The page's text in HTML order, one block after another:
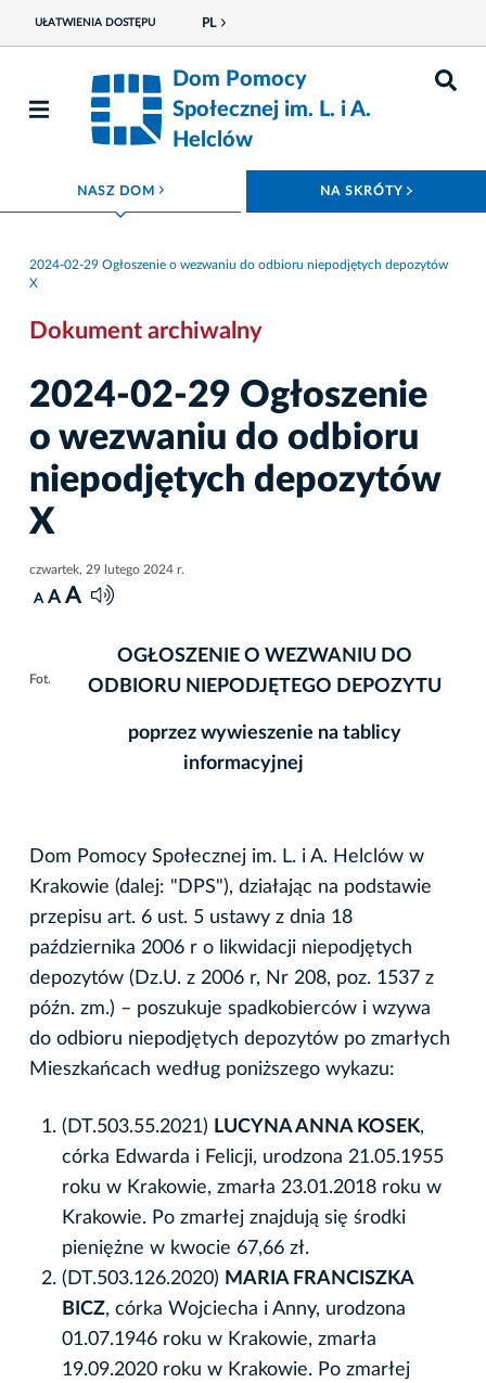
UŁATWIENIA DOSTĘPU PL
Dom Pomocy
Społecznej im. L. i A.
Helclów
NASZ DOM ROZWIŃ MENU NA SKRÓTY
2024-02-29 Ogłoszenie o wezwaniu do odbioru niepodjętych depozytów
X
Dokument archiwalny
2024-02-29 Ogłoszenie
o wezwaniu do odbioru
niepodjętych depozytów
X
czwartek, 29 lutego 2024 r.
A A A
Fot.
OGŁOSZENIE O WEZWANIU DO
ODBIORU NIEPODJĘTEGO DEPOZYTU
poprzez wywieszenie na tablicy
informacyjnej
Dom Pomocy Społecznej im. L. i A. Helclów w
Krakowie (dalej: "DPS"), działając na podstawie
przepisu art. 6 ust. 5 ustawy z dnia 18
października 2006 r o likwidacji niepodjętych
depozytów (Dz.U. z 2006 r, Nr 208, poz. 1537 z
późn. zm.) – poszukuje spadkobierców i wzywa
do odbioru niepodjętych depozytów po zmarłych
Mieszkańcach według poniższego wykazu:
(DT.503.55.2021) LUCYNA ANNA KOSEK,
córka Edwarda i Felicji, urodzona 21.05.1955
roku w Krakowie, zmarła 23.01.2018 roku w
Krakowie. Po zmarłej znajdują się środki
pieniężne w kwocie 67,66 zł.
(DT.503.126.2020) MARIA FRANCISZKA
BICZ, córka Wojciecha i Anny, urodzona
01.07.1946 roku w Krakowie, zmarła
19.09.2020 roku w Krakowie. Po zmarłej